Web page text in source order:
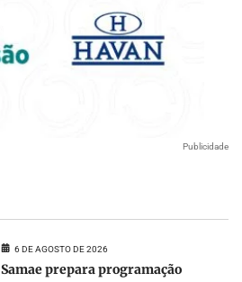
Publicidade
6 DE AGOSTO DE 2026
Samae prepara programação